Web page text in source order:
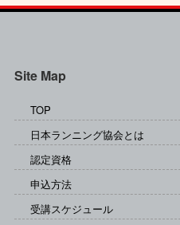
Site Map
TOP
日本ランニング協会とは
認定資格
申込方法
受講スケジュール